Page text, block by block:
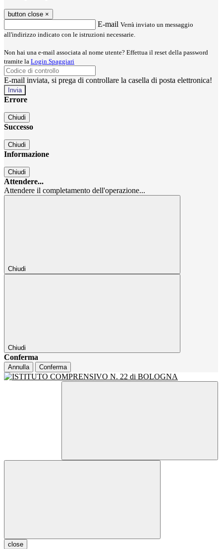
button close ×
E-mail Verrà inviato un messaggio
all'indirizzo indicato con le istruzioni necessarie.
Non hai una e-mail associata al nome utente? Effettua il reset della password
tramite la Login Spaggiari
E-mail inviata, si prega di controllare la casella di posta elettronica!
Errore
Chiudi
Successo
Chiudi
Informazione
Chiudi
Attendere...
Attendere il completamento dell'operazione...
Chiudi
Chiudi
Conferma
Annulla Conferma
close